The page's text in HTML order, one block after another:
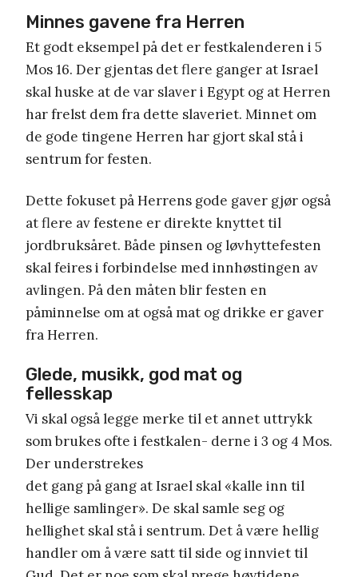
Minnes gavene fra Herren
Et godt eksempel på det er festkalenderen i 5
Mos 16. Der gjentas det flere ganger at Israel
skal huske at de var slaver i Egypt og at Herren
har frelst dem fra dette slaveriet. Minnet om
de gode tingene Herren har gjort skal stå i
sentrum for festen.
Dette fokuset på Herrens gode gaver gjør også
at flere av festene er direkte knyttet til
jordbruksåret. Både pinsen og løvhyttefesten
skal feires i forbindelse med innhøstingen av
avlingen. På den måten blir festen en
påminnelse om at også mat og drikke er gaver
fra Herren.
Glede, musikk, god mat og
fellesskap
Vi skal også legge merke til et annet uttrykk
som brukes ofte i festkalen- derne i 3 og 4 Mos.
Der understrekes
det gang på gang at Israel skal «kalle inn til
hellige samlinger». De skal samle seg og
hellighet skal stå i sentrum. Det å være hellig
handler om å være satt til side og innviet til